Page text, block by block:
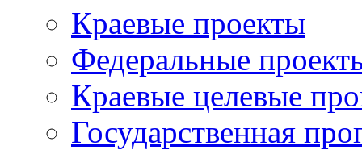
Краевые проекты
Федеральные
Краевые целевые
Государственная